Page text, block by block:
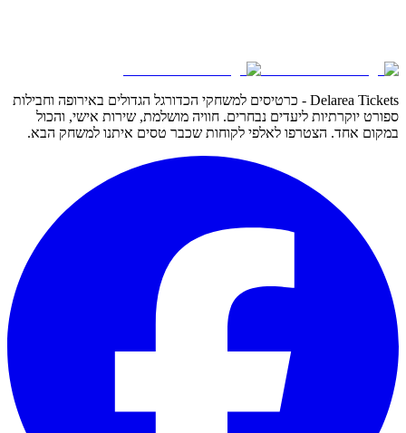
Delarea Tickets - כרטיסים למשחקי הכדורגל הגדולים באירופה וחבילות
ספורט יוקרתיות ליעדים נבחרים. חוויה מושלמת, שירות אישי, והכול
במקום אחד. הצטרפו לאלפי לקוחות שכבר טסים איתנו למשחק הבא.